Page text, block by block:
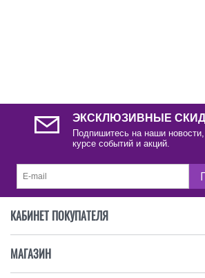
ЭКСКЛЮЗИВНЫЕ
Подпишитесь на наши
курсе событий и акций.
КАБИНЕТ ПОКУПАТЕЛЯ
МАГАЗИН